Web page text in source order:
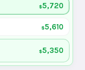
$5,720
$5,610
$5,350